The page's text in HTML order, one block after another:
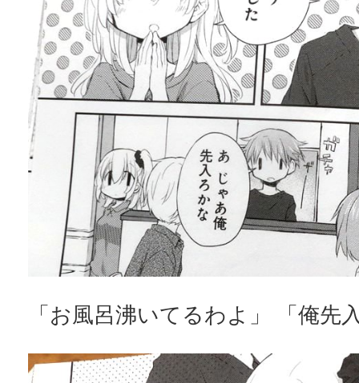
「お風呂沸いてるわよ」 「俺先